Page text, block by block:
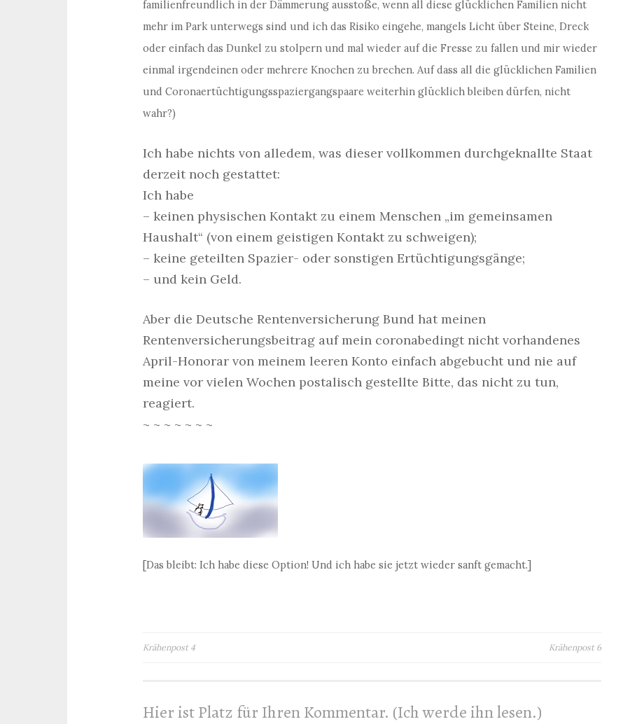
familienfreundlich in der Dämmerung ausstoße, wenn all diese glücklichen Familien nicht
mehr im Park unterwegs sind und ich das Risiko eingehe, mangels Licht über Steine, Dreck
oder einfach das Dunkel zu stolpern und mal wieder auf die Fresse zu fallen und mir wieder
einmal irgendeinen oder mehrere Knochen zu brechen. Auf dass all die glücklichen Familien
und Coronaertüchtigungsspaziergangspaare weiterhin glücklich bleiben dürfen, nicht
wahr?)
Ich habe nichts von alledem, was dieser vollkommen durchgeknallte Staat
derzeit noch gestattet:
Ich habe
– keinen physischen Kontakt zu einem Menschen „im gemeinsamen
Haushalt“ (von einem geistigen Kontakt zu schweigen);
– keine geteilten Spazier- oder sonstigen Ertüchtigungsgänge;
– und kein Geld.
Aber die Deutsche Rentenversicherung Bund hat meinen
Rentenversicherungsbeitrag auf mein coronabedingt nicht vorhandenes
April-Honorar von meinem leeren Konto einfach abgebucht und nie auf
meine vor vielen Wochen postalisch gestellte Bitte, das nicht zu tun,
reagiert.
~ ~ ~ ~ ~ ~ ~
[Das bleibt: Ich habe diese Option! Und ich habe sie jetzt wieder sanft gemacht.]
Beitragsnavigation
Krähenpost 4 Krähenpost 6
Hier ist Platz für Ihren Kommentar. (Ich werde ihn lesen.)